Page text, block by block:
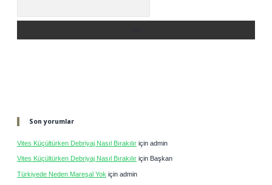
Son yorumlar
Vites Küçültürken Debriyaj Nasıl Bırakılır için admin
Vites Küçültürken Debriyaj Nasıl Bırakılır için Başkan
Türkiyede Neden Mareşal Yok için admin